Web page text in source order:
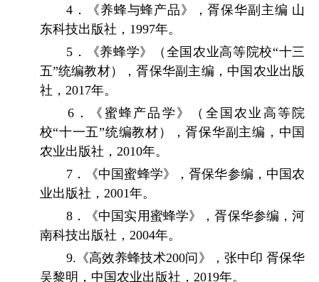
4 ．《养蜂与蜂产品》，胥保华副主编 山
东科技出版社， 1997年。
5 ．《养蜂学》（全国农业高等院校“十三
五”统编教材），胥保华副主编，中国农业出版
社， 2017年。
6．《蜜蜂产品学》（全国农业高等院
校“十一五”统编教材），胥保华副主编，中国
农业出版社， 2010年。
7．《中国蜜蜂学》，胥保华参编，中国农
业出版社， 2001年。
8．《中国实用蜜蜂学》，胥保华参编，河
南科技出版社， 2004年。
9. 《高效养蜂技术200问》，张中印 胥保华
吴黎明，中国农业出版社， 2019年。